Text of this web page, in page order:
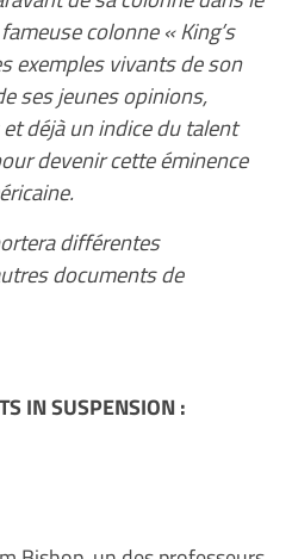
colonne « King’s
exemples vivants de son
ses jeunes opinions,
déjà un indice du talent
devenir cette éminence
différentes
documents de
IN SUSPENSION :